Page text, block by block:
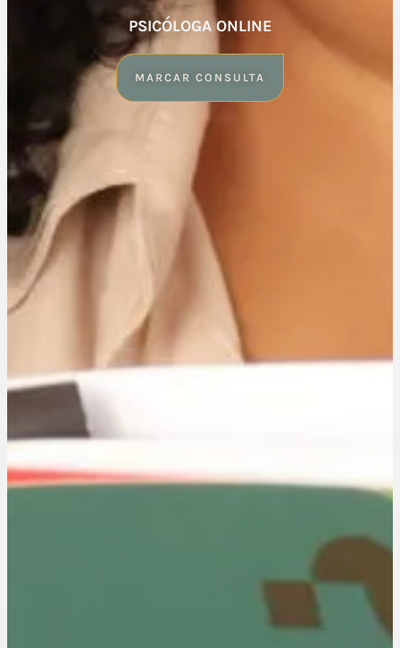
PSICÓLOGA ONLINE
MARCAR CONSULTA